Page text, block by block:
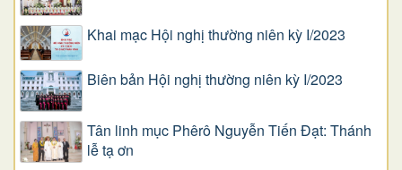
Khai mạc Hội nghị thường niên kỳ I/2023
Biên bản Hội nghị thường niên kỳ I/2023
Tân linh mục Phêrô Nguyễn Tiến Đạt: Thánh
lễ tạ ơn